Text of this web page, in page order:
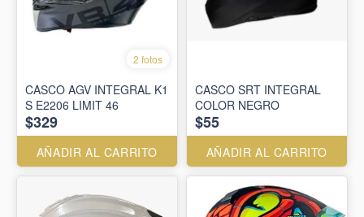
2 fotos
CASCO AGV INTEGRAL K1
S E2206 LIMIT 46
$329
AÑADIR AL CARRITO
CASCO SRT INTEGRAL
COLOR NEGRO
$55
AÑADIR AL CARRITO